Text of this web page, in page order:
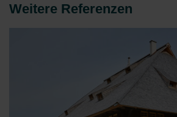
Weitere Referenzen